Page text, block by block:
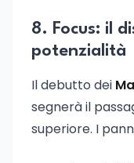
8. Focus: il
potenzialità
Il debutto dei
segnerà il
superiore. I